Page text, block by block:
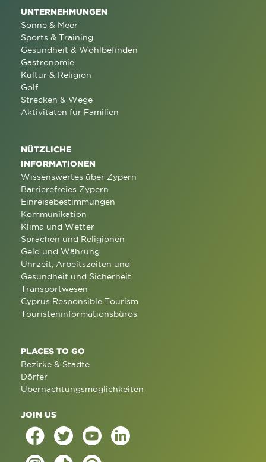
UNTERNEHMUNGEN
Sonne & Meer
Sports & Training
Gesundheit & Wohlbefinden
Gastronomie
Kultur & Religion
Golf
Strecken & Wege
Aktivitäten für Familien
NÜTZLICHE
INFORMATIONEN
Wissenswertes über Zypern
Barrierefreies Zypern
Einreisebestimmungen
Kommunikation
Klima und Wetter
Sprachen und Religionen
Geld und Währung
Uhrzeit, Arbeitszeiten und
Gesundheit und Sicherheit
Transportwesen
Cyprus Responsible Tourism
Touristeninformationsbüros
PLACES TO GO
Bezirke & Städte
Dörfer
Übernachtungsmöglichkeiten
JOIN US